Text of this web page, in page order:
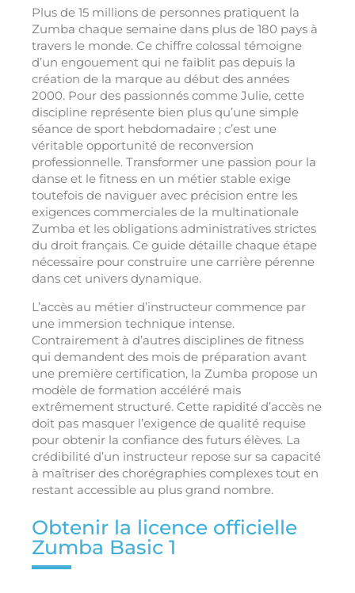
Plus de 15 millions de personnes pratiquent la
Zumba chaque semaine dans plus de 180 pays à
travers le monde. Ce chiffre colossal témoigne
d’un engouement qui ne faiblit pas depuis la
création de la marque au début des années
2000. Pour des passionnés comme Julie, cette
discipline représente bien plus qu’une simple
séance de sport hebdomadaire ; c’est une
véritable opportunité de reconversion
professionnelle. Transformer une passion pour la
danse et le fitness en un métier stable exige
toutefois de naviguer avec précision entre les
exigences commerciales de la multinationale
Zumba et les obligations administratives strictes
du droit français. Ce guide détaille chaque étape
nécessaire pour construire une carrière pérenne
dans cet univers dynamique.
L’accès au métier d’instructeur commence par
une immersion technique intense.
Contrairement à d’autres disciplines de fitness
qui demandent des mois de préparation avant
une première certification, la Zumba propose un
modèle de formation accéléré mais
extrêmement structuré. Cette rapidité d’accès ne
doit pas masquer l’exigence de qualité requise
pour obtenir la confiance des futurs élèves. La
crédibilité d’un instructeur repose sur sa capacité
à maîtriser des chorégraphies complexes tout en
restant accessible au plus grand nombre.
Obtenir la licence officielle
Zumba Basic 1